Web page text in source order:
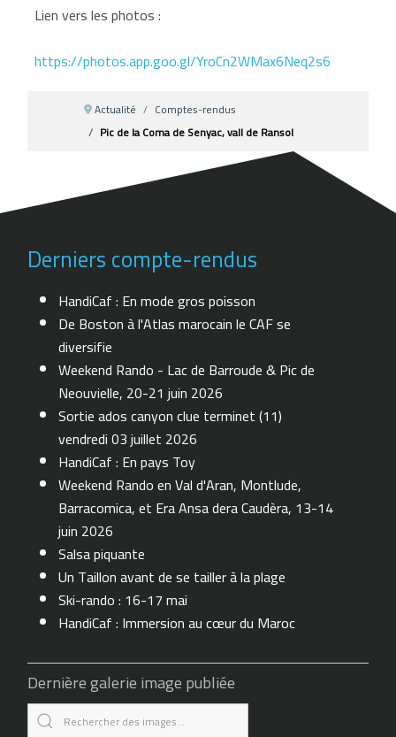
Lien vers les photos :
https://photos.app.goo.gl/YroCn2WMax6Neq2s6
Actualité
Comptes-rendus
Pic de la Coma de Senyac, vall de Ransol
Derniers compte-rendus
HandiCaf : En mode gros poisson
De Boston à l'Atlas marocain le CAF se
diversifie
Weekend Rando - Lac de Barroude & Pic de
Neouvielle, 20-21 juin 2026
Sortie ados canyon clue terminet (11)
vendredi 03 juillet 2026
HandiCaf : En pays Toy
Weekend Rando en Val d'Aran, Montlude,
Barracomica, et Era Ansa dera Caudèra, 13-14
juin 2026
Salsa piquante
Un Taillon avant de se tailler à la plage
Ski-rando : 16-17 mai
HandiCaf : Immersion au cœur du Maroc
Dernière galerie image publiée